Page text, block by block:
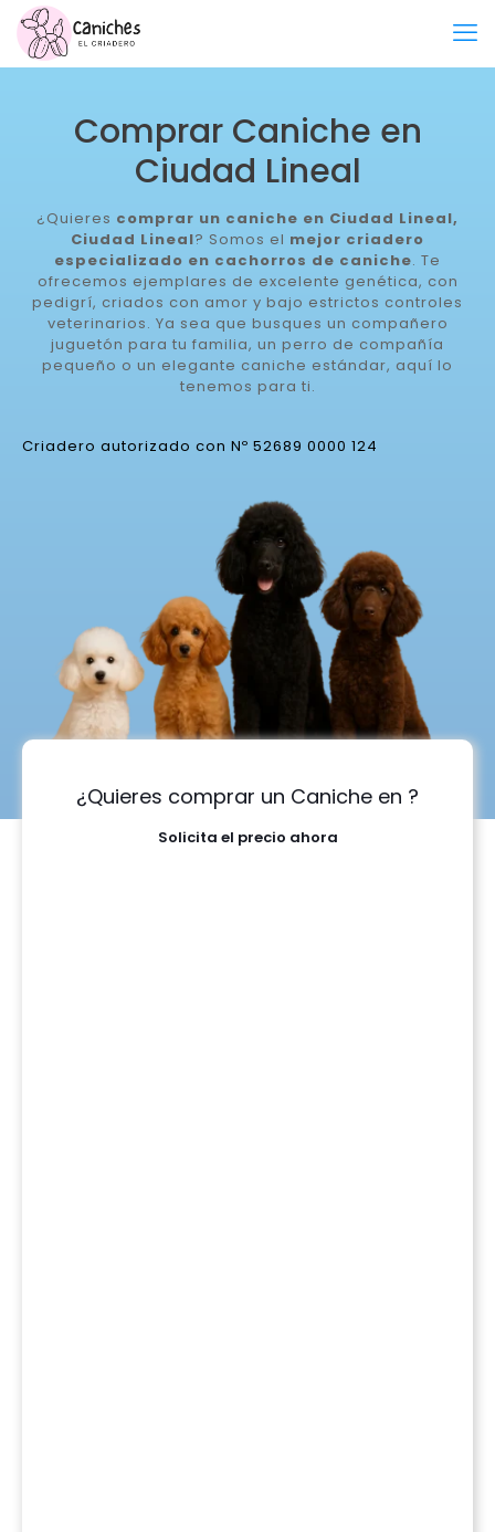
Comprar Caniche en
Ciudad Lineal
¿Quieres comprar un caniche en Ciudad Lineal,
Ciudad Lineal? Somos el mejor criadero
especializado en cachorros de caniche. Te
ofrecemos ejemplares de excelente genética, con
pedigrí, criados con amor y bajo estrictos controles
veterinarios. Ya sea que busques un compañero
juguetón para tu familia, un perro de compañía
pequeño o un elegante caniche estándar, aquí lo
tenemos para ti.
Criadero autorizado con Nº 52689 0000 124
¿Quieres comprar un Caniche en ?
Solicita el precio ahora